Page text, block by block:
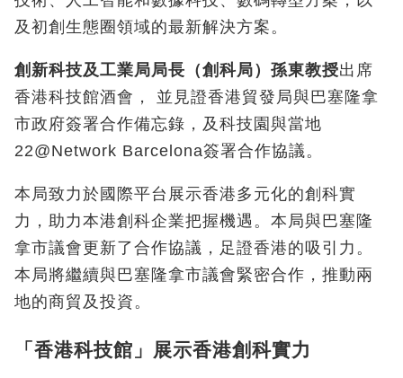
及初創生態圈領域的最新解決方案。
創新科技及工業局局長（創科局）孫東教授出席
香港科技館酒會， 並見證香港貿發局與巴塞隆拿
市政府簽署合作備忘錄，及科技園與當地
22@Network Barcelona簽署合作協議。
本局致力於國際平台展示香港多元化的創科實
力，助力本港創科企業把握機遇。本局與巴塞隆
拿市議會更新了合作協議，足證香港的吸引力。
本局將繼續與巴塞隆拿市議會緊密合作，推動兩
地的商貿及投資。
「香港科技館」展示香港創科實力